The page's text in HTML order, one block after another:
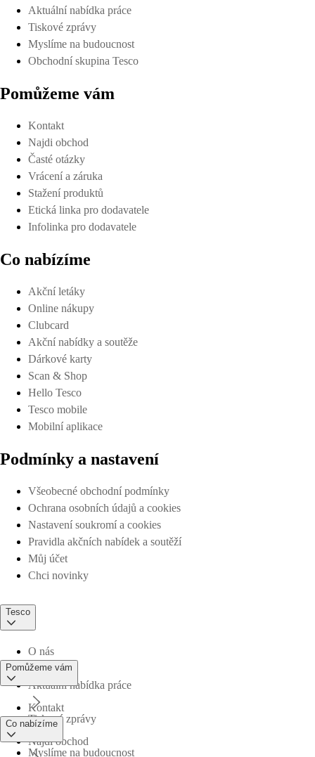
Aktuální nabídka práce
Tiskové zprávy
Myslíme na budoucnost
Obchodní skupina Tesco
Pomůžeme vám
Kontakt
Najdi obchod
Časté otázky
Vrácení a záruka
Stažení produktů
Etická linka pro dodavatele
Infolinka pro dodavatele
Co nabízíme
Akční letáky
Online nákupy
Clubcard
Akční nabídky a soutěže
Dárkové karty
Scan & Shop
Hello Tesco
Tesco mobile
Mobilní aplikace
Podmínky a nastavení
Všeobecné obchodní podmínky
Ochrana osobních údajů a cookies
Nastavení soukromí a cookies
Pravidla akčních nabídek a soutěží
Můj účet
Chci novinky
Tesco
O nás
Aktuální nabídka práce
Tiskové zprávy
Myslíme na budoucnost
Pomůžeme vám
Kontakt
Najdi obchod
Co nabízíme